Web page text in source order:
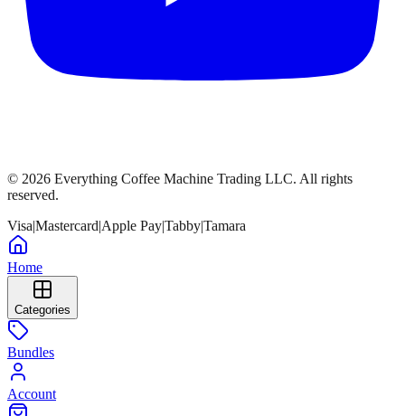
© 2026 Everything Coffee Machine Trading LLC. All rights
reserved.
Visa|Mastercard|Apple Pay|Tabby|Tamara
Home
Categories
Bundles
Account